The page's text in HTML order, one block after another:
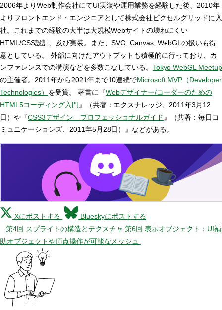
2006年よりWeb制作会社にてUI実装や運用業務を経験した後、2010年
よりフロントエンド・エンジニアとして株式会社ピクセルグリッドに入
社。これまでの経験の大半は大規模Webサイトの壊れにくい
HTML/CSS設計、及び実装。また、SVG, Canvas, WebGLの扱いも得
意としている。 外部に向けたアウトプットも積極的に行っており、カ
ンファレンスでの講演などを多数こなしている。 Tokyo WebGL Meetup
の主催者。2011年から2021年まで10連続でMicrosoft MVP（Developer
Technologies） を受賞。 著書に『Webデザイナー/コーダーのための
HTML5コーディング入門 』（共著：エクスナレッジ、2011年3月12
日）や『CSS3デザイン プロフェッショナルガイド 』（共著：毎日コ
ミュニケーションズ、2011年5月28日）』などがある。
Xにポストする
Blueskyにポストする
第4回 スプライトの構造とテクスチャ 第6回 表示オブジェクト：UI補
助オブジェクトや頂点操作が可能なメッシュ